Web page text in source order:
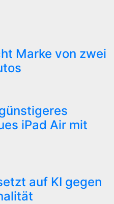
Marke von zwei
iPad Air mit
auf KI gegen